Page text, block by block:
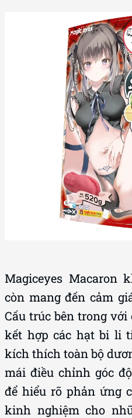
Magiceyes Macaron
còn mang đến cảm
Cấu trúc bên trong với
kết hợp các hạt bi li
kích thích toàn bộ
mái điều chỉnh góc
để hiểu rõ phản ứng
kinh nghiệm cho